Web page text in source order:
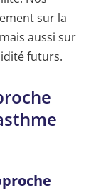
sur la
aussi sur
futurs.